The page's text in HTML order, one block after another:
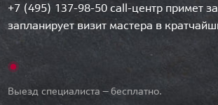
+7 (495) 137-98-50 call-центр примет
запланирует визит мастера в
Выезд специалиста — бесплатно.